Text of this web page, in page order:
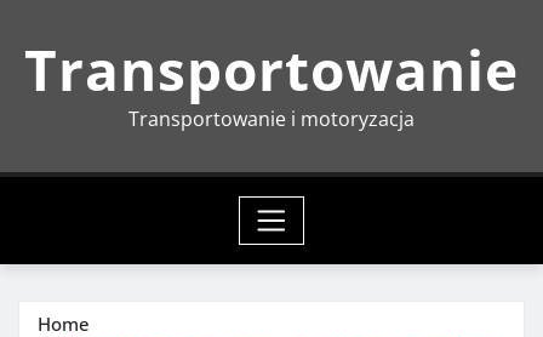
Transportowanie
Transportowanie i motoryzacja
Home